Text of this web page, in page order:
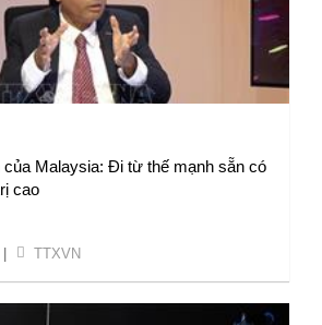
của Malaysia: Đi từ thế mạnh sẵn có
cao
TTXVN